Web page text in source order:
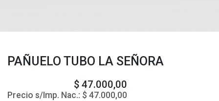
PAÑUELO TUBO LA SEÑORA
$ 47.000,00
Precio s/Imp. Nac.: $ 47.000,00